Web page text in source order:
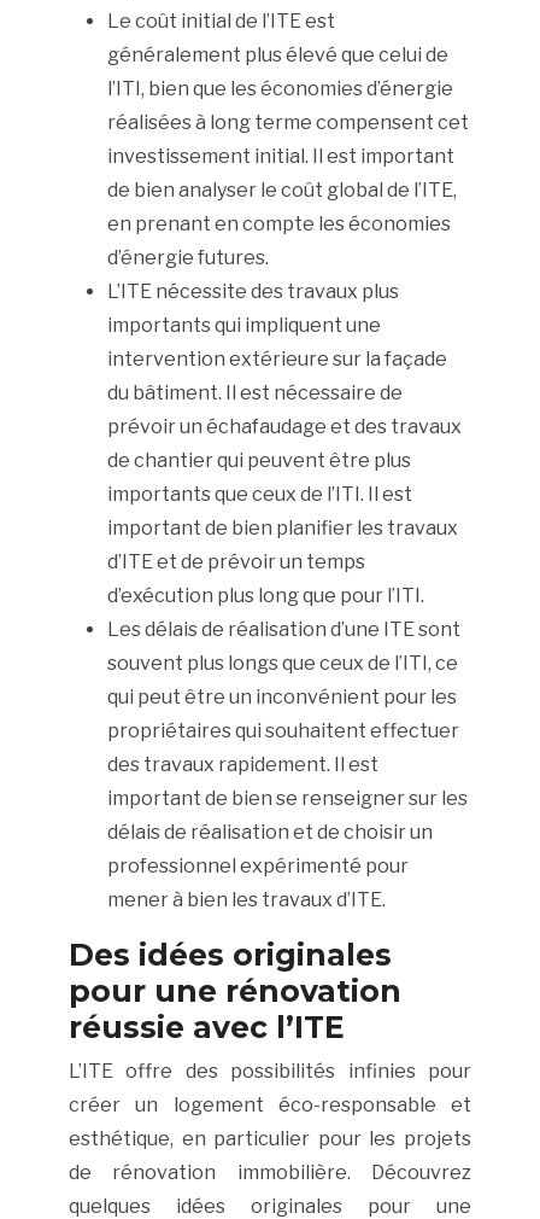
Le coût initial de l’ITE est
généralement plus élevé que celui de
l’ITI, bien que les économies d’énergie
réalisées à long terme compensent cet
investissement initial. Il est important
de bien analyser le coût global de l’ITE,
en prenant en compte les économies
d’énergie futures.
L’ITE nécessite des travaux plus
importants qui impliquent une
intervention extérieure sur la façade
du bâtiment. Il est nécessaire de
prévoir un échafaudage et des travaux
de chantier qui peuvent être plus
importants que ceux de l’ITI. Il est
important de bien planifier les travaux
d’ITE et de prévoir un temps
d’exécution plus long que pour l’ITI.
Les délais de réalisation d’une ITE sont
souvent plus longs que ceux de l’ITI, ce
qui peut être un inconvénient pour les
propriétaires qui souhaitent effectuer
des travaux rapidement. Il est
important de bien se renseigner sur les
délais de réalisation et de choisir un
professionnel expérimenté pour
mener à bien les travaux d’ITE.
Des idées originales
pour une rénovation
réussie avec l’ITE
L’ITE offre des possibilités infinies pour
créer un logement éco-responsable et
esthétique, en particulier pour les projets
de rénovation immobilière. Découvrez
quelques idées originales pour une